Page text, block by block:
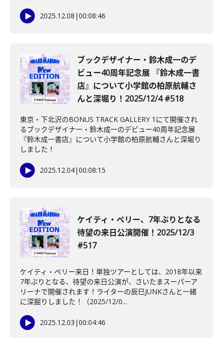
2025.12.08 |00:08:46
ブックデザイナー・鈴木成一のデ
ビュー40周年記念展 『鈴木成一書
店』について小学館の柏原航輔さ
んと深堀り！2025/12/4 #518
東京・下北沢のBONUS TRACK GALLERY 1にて開催され
るブックデザイナー・鈴木成一のデビュー40周年記念展
『鈴木成一書店』について小学館の柏原航輔さんと深堀り
しました！
2025.12.04|00:08:15
ケイティ・ペリー、7年ぶりとなる
待望の来日公演開催！2025/12/3
#517
ケイティ・ペリー来日！単独ツアーとしては、2018年以来
7年ぶりとなる、待望の来日公演が、さいたまスーパーア
リーナで開催されます！ライターの辰巳JUNKさんと一緒
に深掘りしました！（2025/12/0...
2025.12.03 |00:04:46